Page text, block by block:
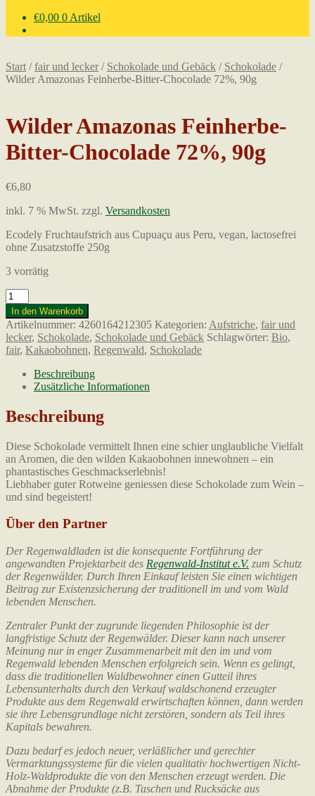
€0,00 0 Artikel
Start /fair und lecker / Schokolade und Gebäck / Schokolade /
Wilder Amazonas Feinherbe-Bitter-Chocolade 72%, 90g
Wilder Amazonas Feinherbe-
Bitter-Chocolade 72%, 90g
€6,80
inkl. 7 % MwSt. zzgl. Versandkosten
Ecodely Fruchtaufstrich aus Cupuaçu aus Peru, vegan, lactosefrei
ohne Zusatzstoffe 250g
3 vorrätig
Wilder
Amazonas
Feinherbe-
Bitter-
Chocolade
72%,
Menge
In den Warenkorb
Artikelnummer: 4260164212305 Kategorien: Aufstriche, fair und
lecker, Schokolade, Schokolade und Gebäck Schlagwörter: Bio,
fair, Kakaobohnen, Regenwald, Schokolade
Beschreibung
Zusätzliche Informationen
Beschreibung
Diese Schokolade vermittelt Ihnen eine schier unglaubliche Vielfalt
an Aromen, die den wilden Kakaobohnen innewohnen – ein
phantastisches Geschmackserlebnis!
Liebhaber guter Rotweine geniessen diese Schokolade zum Wein –
und sind begeistert!
Über den Partner
Der Regenwaldladen ist die konsequente Fortführung der
angewandten Projektarbeit des Regenwald-Institut e.V. zum Schutz
der Regenwälder. Durch Ihren Einkauf leisten Sie einen wichtigen
Beitrag zur Existenzsicherung der traditionell im und vom Wald
lebenden Menschen.
Zentraler Punkt der zugrunde liegenden Philosophie ist der
langfristige Schutz der Regenwälder. Dieser kann nach unserer
Meinung nur in enger Zusammenarbeit mit den im und vom
Regenwald lebenden Menschen erfolgreich sein. Wenn es gelingt,
dass die traditionellen Waldbewohner einen Gutteil ihres
Lebensunterhalts durch den Verkauf waldschonend erzeugter
Produkte aus dem Regenwald erwirtschaften können, dann werden
sie ihre Lebensgrundlage nicht zerstören, sondern als Teil ihres
Kapitals bewahren.
Dazu bedarf es jedoch neuer, verläßlicher und gerechter
Vermarktungssysteme für die vielen qualitativ hochwertigen Nicht-
Holz-Waldprodukte die von den Menschen erzeugt werden. Die
Abnahme der Produkte (z.B. Taschen und Rucksäcke aus